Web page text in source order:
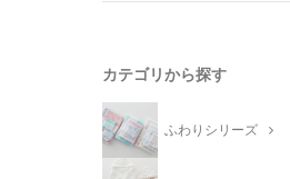
カテゴリから探す
ふわりシリーズ